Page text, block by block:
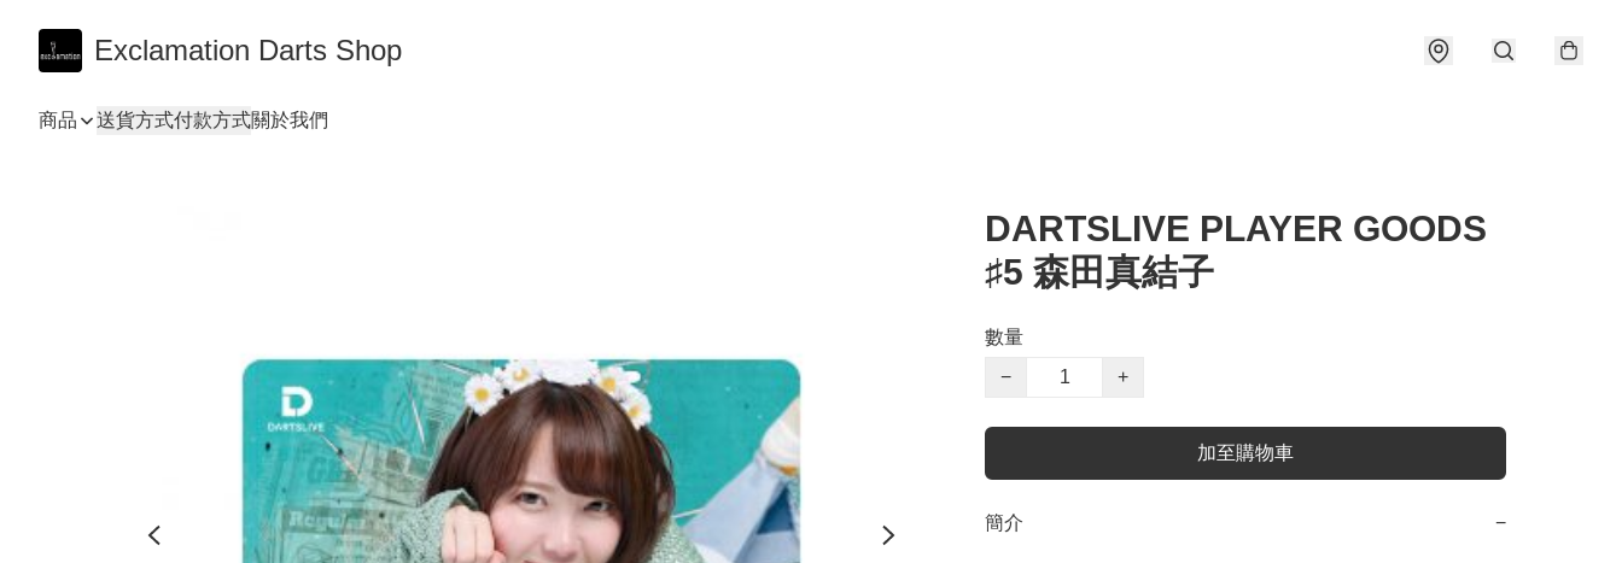
Exclamation Darts Shop
商品 送貨方式付款方式關於我們
DARTSLIVE PLAYER GOODS
♯5 森田真結子
數量
−
+
加至購物車
簡介 −